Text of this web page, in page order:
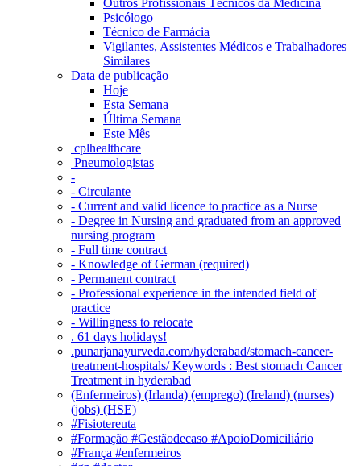
Psicólogo
Técnico de Farmácia
Vigilantes, Assistentes Médicos e Trabalhadores
Similares
Data de publicação
Hoje
Esta Semana
Última Semana
Este Mês
‎ cplhealthcare‬
Pneumologistas
-
- Circulante
- Current and valid licence to practice as a Nurse
- Degree in Nursing and graduated from an approved
nursing program
- Full time contract
- Knowledge of German (required)
- Permanent contract
- Professional experience in the intended field of
practice
- Willingness to relocate
. 61 days holidays!
.punarjanayurveda.com/hyderabad/stomach-cancer-
treatment-hospitals/ Keywords : Best stomach Cancer
Treatment in hyderabad
(Enfermeiros) (Irlanda) (emprego) (Ireland) (nurses)
(jobs) (HSE)
#Fisiotereuta
#Formação #Gestãodecaso #ApoioDomiciliário
#França #enfermeiros